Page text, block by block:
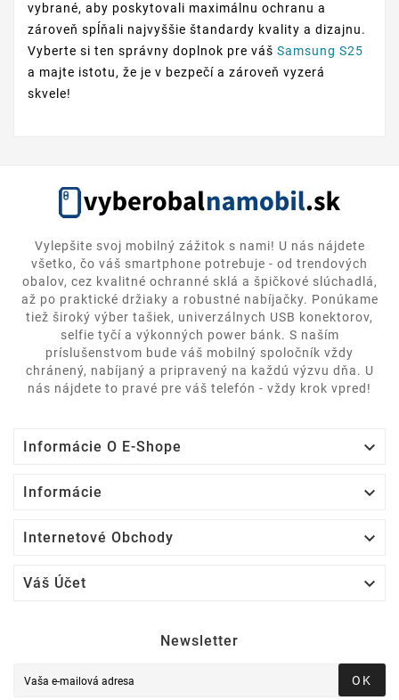
vybrané, aby poskytovali maximálnu ochranu a
zároveň spĺňali najvyššie štandardy kvality a dizajnu.
Vyberte si ten správny doplnok pre váš Samsung S25
a majte istotu, že je v bezpečí a zároveň vyzerá
skvele!
Vylepšite svoj mobilný zážitok s nami! U nás nájdete
všetko, čo váš smartphone potrebuje - od trendových
obalov, cez kvalitné ochranné sklá a špičkové slúchadlá,
až po praktické držiaky a robustné nabíjačky. Ponúkame
tiež široký výber tašiek, univerzálnych USB konektorov,
selfie tyčí a výkonných power bánk. S naším
príslušenstvom bude váš mobilný spoločník vždy
chránený, nabíjaný a pripravený na každú výzvu dňa. U
nás nájdete to pravé pre váš telefón - vždy krok vpred!
Informácie O E-Shope 
Informácie 
Internetové Obchody 
Váš Účet 
Newsletter
OK